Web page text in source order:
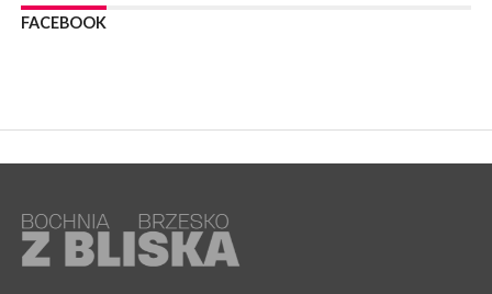
06 sierpnia 2026
POWIAT BRZESKI. W Wytrzyszczce karetka zderzyła się z
BOCHNIA. Dziś w muzeum kolejne spotkanie w ramach
LIPNICA MUROWANA. Oddaj krew, pomóż potrzebującym!
KULTURA
FACEBOOK